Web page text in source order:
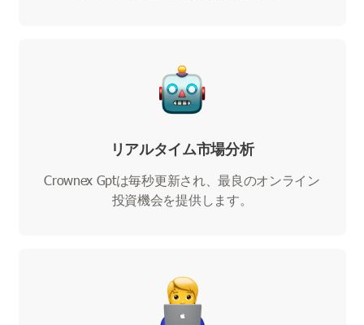
リアルタイム市場分析
Crownex Gptは毎秒更新され、最良のオンライン
投資機会を提供します。